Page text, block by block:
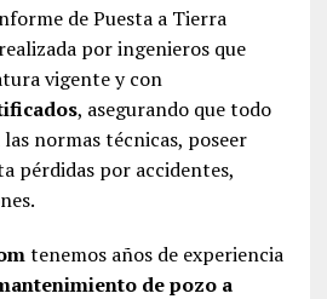
de Puesta a Tierra
por ingenieros que
vigente y con
, asegurando que todo
normas técnicas, poseer
pérdidas por accidentes,
tenemos años de experiencia
de pozo a